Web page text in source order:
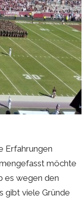
Erfahrungen
möchte
es wegen den
gibt viele Gründe